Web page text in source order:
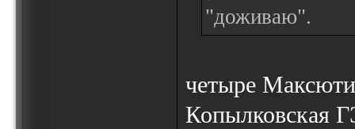
"доживаю".
четыре
Копылковская